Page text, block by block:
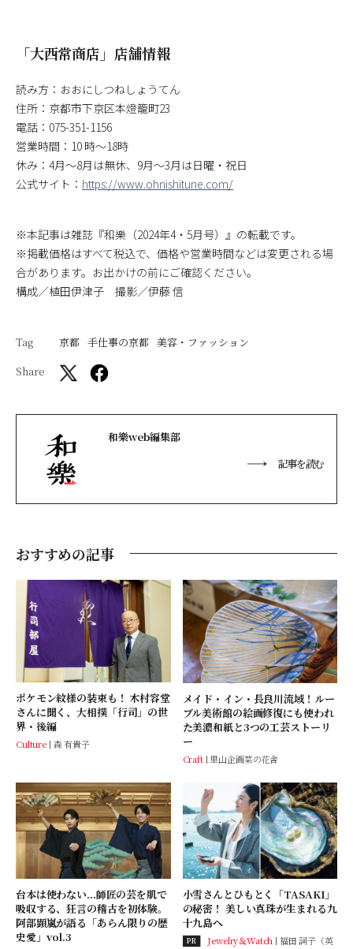
「大西常商店」店舗情報
読み方：おおにしつねしょうてん
住所：京都市下京区本燈籠町23
電話：075-351-1156
営業時間：10 時～18時
休み：4月～8月は無休、9月～3月は日曜・祝日
公式サイト： https://www.ohnishitune.com/
※本記事は雑誌『和樂（2024年4・5月号）』の転載です。
※掲載価格はすべて税込で、価格や営業時間などは変更される場
合があります。お出かけの前にご確認ください。
構成／植田伊津子 撮影／伊藤 信
Tag 京都 手仕事の京都 美容・ファッション
Share
和樂web編集部
記事を読む
おすすめの記事
ポケモン紋様の装束も！ 木村容堂
さんに聞く、大相撲「行司」の世
界・後編
Culture 森 有貴子
メイド・イン・長良川流域！ルー
ブル美術館の絵画修復にも使われ
た美濃和紙と3つの工芸ストーリ
ー
Craft 里山企画菜の花舎
台本は使わない...師匠の芸を肌で
吸収する、狂言の稽古を初体験。
阿部顕嵐が語る「あらん限りの歴
史愛」vol.3
小雪さんとひもとく「TASAKI」
の秘密！ 美しい真珠が生まれる九
十九島へ
PR Jewelry＆Watch 福田 詞子（英